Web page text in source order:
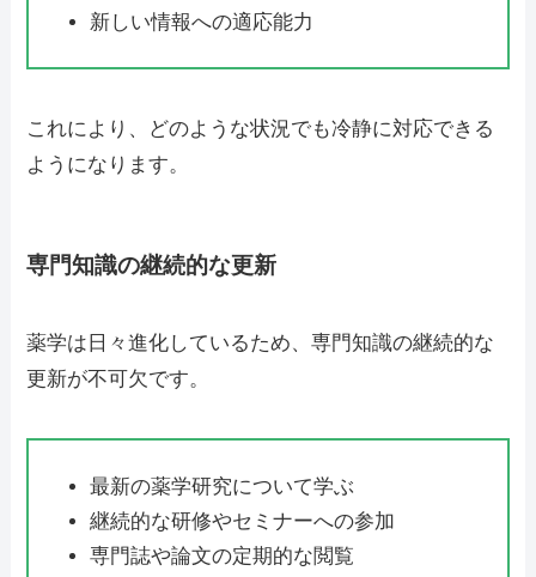
新しい情報への適応能力
これにより、どのような状況でも冷静に対応できる
ようになります。
専門知識の継続的な更新
薬学は日々進化しているため、専門知識の継続的な
更新が不可欠です。
最新の薬学研究について学ぶ
継続的な研修やセミナーへの参加
専門誌や論文の定期的な閲覧